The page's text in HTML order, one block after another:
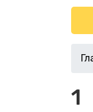
1